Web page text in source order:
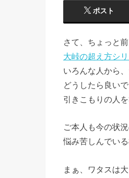
ポスト
さて、ちょっと
大峠の超え方シ
いろんな人から
どうしたら良い
引きこもりの人
ご本人も今の状
悩み苦しんでい
まぁ、ワタスは